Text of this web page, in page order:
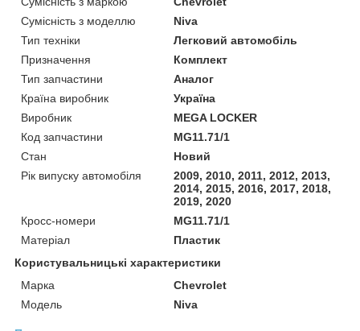
Сумісність з моделлю
Niva
Тип техніки
Легковий автомобіль
Призначення
Комплект
Тип запчастини
Аналог
Країна виробник
Україна
Виробник
MEGA LOCKER
Код запчастини
MG11.71/1
Стан
Новий
Рік випуску автомобіля
2009, 2010, 2011, 2012, 2013,
2014, 2015, 2016, 2017, 2018,
2019, 2020
Кросс-номери
MG11.71/1
Матеріал
Пластик
Користувальницькі характеристики
Марка
Chevrolet
Модель
Niva